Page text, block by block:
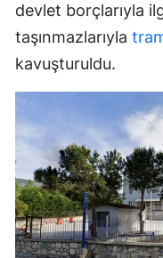
devlet borçlarıyla
taşınmazlarıyla
kavuşturuldu.